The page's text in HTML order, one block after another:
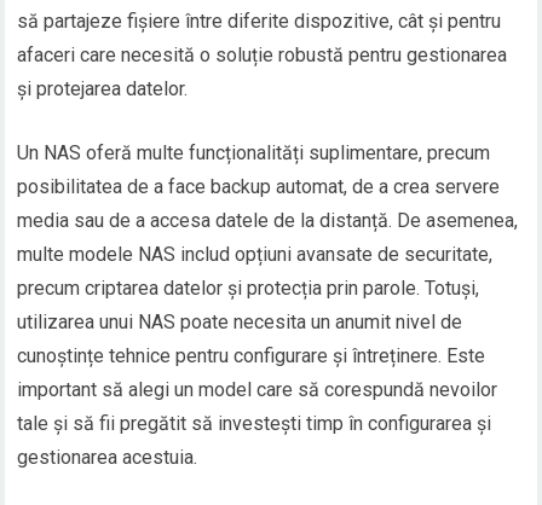
să partajeze fișiere între diferite dispozitive, cât și pentru
afaceri care necesită o soluție robustă pentru gestionarea
și protejarea datelor.
Un NAS oferă multe funcționalități suplimentare, precum
posibilitatea de a face backup automat, de a crea servere
media sau de a accesa datele de la distanță. De asemenea,
multe modele NAS includ opțiuni avansate de securitate,
precum criptarea datelor și protecția prin parole. Totuși,
utilizarea unui NAS poate necesita un anumit nivel de
cunoștințe tehnice pentru configurare și întreținere. Este
important să alegi un model care să corespundă nevoilor
tale și să fii pregătit să investești timp în configurarea și
gestionarea acestuia.